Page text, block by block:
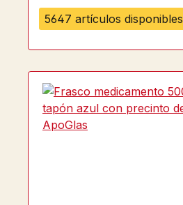
5647 artículos disponibles